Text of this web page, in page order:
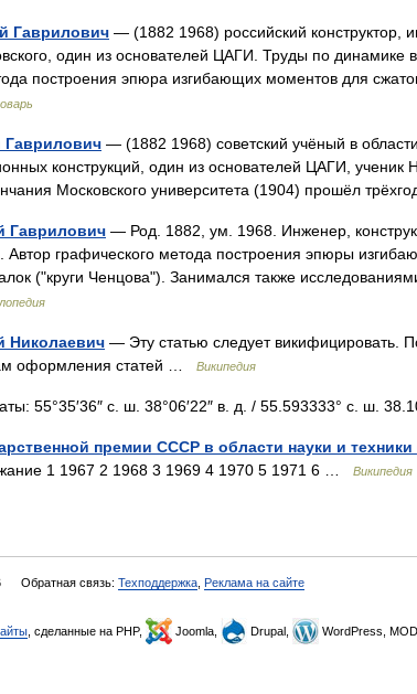
Гаврилович — (1882 1968) российский конструктор,
один из основателей ЦАГИ. Труды по динамике
построения эпюра изгибающих моментов для
Гаврилович — (1882 1968) советский учёный в
конструкций, один из основателей ЦАГИ,
Московского университета (1904) прошёл
Гаврилович — Род. 1882, ум. 1968. Инженер,
Автор графического метода построения эпюры
("круги Ченцова"). Занимался также
Николаевич — Эту статью следует викифицировать.
оформления статей …
Википедия
55°35′36″ с. ш. 38°06′22″ в. д. / 55.593333° с. ш.
премии СССР в области науки и
1 1967 2 1968 3 1969 4 1970 5 1971 6 …
Википедия
Обратная связь: Техподдержка Реклама на сайте
, сделанные на PHP, Joomla, Drupal, WordPress,